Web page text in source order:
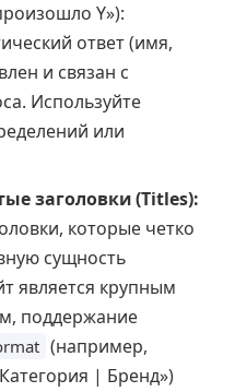
Y»):
ответ (имя,
и связан с
Используйте
или
заголовки (Titles):
которые четко
сущность
является крупным
поддержание
(например,
| Бренд»)